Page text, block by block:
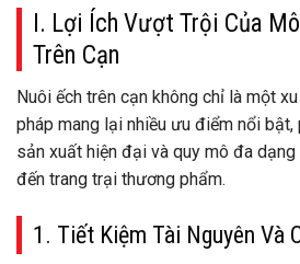
I. Lợi Ích Vượt Trội Của
Trên Cạn
Nuôi ếch trên cạn không chỉ là một
pháp mang lại nhiều ưu điểm nổi
sản xuất hiện đại và quy mô đa
đến trang trại thương phẩm.
1. Tiết Kiệm Tài Nguyên Và